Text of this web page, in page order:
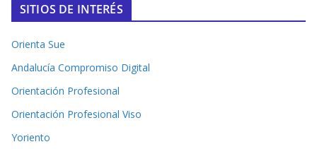
SITIOS DE INTERÉS
Orienta Sue
Andalucía Compromiso Digital
Orientación Profesional
Orientación Profesional Viso
Yoriento